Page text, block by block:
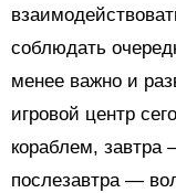
соблюдать
менее важно и
игровой центр
кораблем, завтра
послезавтра —